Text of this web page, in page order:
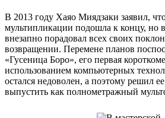
В 2013 году Хаяо Миядзаки заявил,
мультипликации подошла к концу, но
внезапно порадовал всех своих
возвращении. Перемене планов
«Гусеница Боро», его первая
использованием компьютерных
остался недоволен, а поэтому решил
выпустить как полнометражный